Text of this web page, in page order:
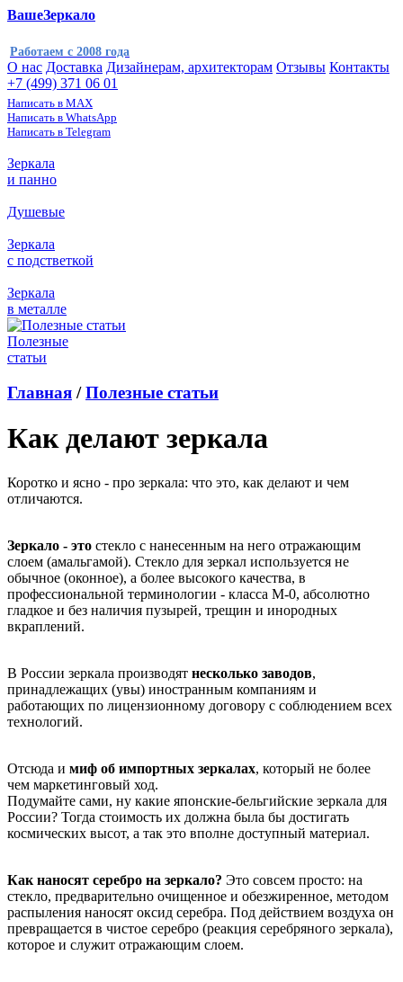
ВашеЗеркало
Работаем с 2008 года
О нас Доставка Дизайнерам, архитекторам Отзывы Контакты
+7 (499) 371 06 01
Написать в MAX
Написать в WhatsApp
Написать в Telegram
Зеркала
и панно
Душевые
Зеркала
с подстветкой
Зеркала
в металле
Полезные
статьи
Главная /Полезные статьи
Как делают зеркала
Коротко и ясно - про зеркала: что это, как делают и чем
отличаются.
Зеркало - это стекло с нанесенным на него отражающим
слоем (амальгамой). Стекло для зеркал используется не
обычное (оконное), а более высокого качества, в
профессиональной терминологии - класса М-0, абсолютно
гладкое и без наличия пузырей, трещин и инородных
вкраплений.
В России зеркала производят несколько заводов,
принадлежащих (увы) иностранным компаниям и
работающих по лицензионному договору с соблюдением всех
технологий.
Отсюда и миф об импортных зеркалах, который не более
чем маркетинговый ход.
Подумайте сами, ну какие японские-бельгийские зеркала для
России? Тогда стоимость их должна была бы достигать
космических высот, а так это вполне доступный материал.
Как наносят серебро на зеркало? Это совсем просто: на
стекло, предварительно очищенное и обезжиренное, методом
распыления наносят оксид серебра. Под действием воздуха он
превращается в чистое серебро (реакция серебряного зеркала),
которое и служит отражающим слоем.